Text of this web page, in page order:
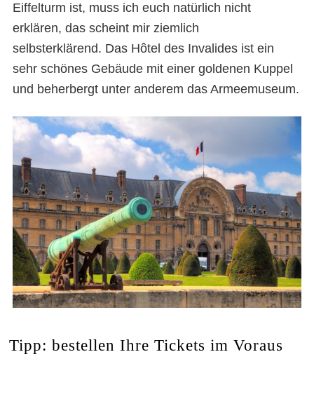
Eiffelturm ist, muss ich euch natürlich nicht
erklären, das scheint mir ziemlich
selbsterklärend. Das Hôtel des Invalides ist ein
sehr schönes Gebäude mit einer goldenen Kuppel
und beherbergt unter anderem das Armeemuseum.
Tipp: bestellen Ihre Tickets im Voraus